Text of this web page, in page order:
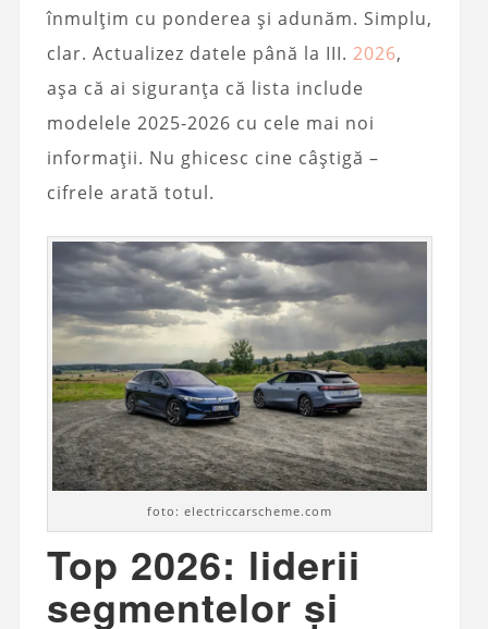
înmulțim cu ponderea și adunăm. Simplu,
clar. Actualizez datele până la III. 2026,
așa că ai siguranța că lista include
modelele 2025-2026 cu cele mai noi
informații. Nu ghicesc cine câștigă –
cifrele arată totul.
foto: electriccarscheme.com
Top 2026: liderii
segmentelor și